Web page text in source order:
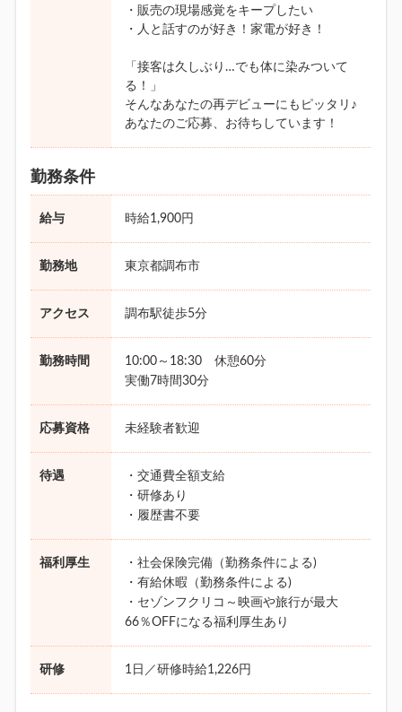
・販売の現場感覚をキープしたい
・人と話すのが好き！家電が好き！
「接客は久しぶり…でも体に染みついて
る！」
そんなあなたの再デビューにもピッタリ♪
あなたのご応募、お待ちしています！
勤務条件
給与 時給1,900円
勤務地 東京都調布市
アクセス 調布駅徒歩5分
勤務時間
10:00～18:30 休憩60分
実働7時間30分
応募資格 未経験者歓迎
待遇
・交通費全額支給
・研修あり
・履歴書不要
福利厚生
・社会保険完備（勤務条件による)
・有給休暇（勤務条件による)
・セゾンフクリコ～映画や旅行が最大
66％OFFになる福利厚生あり
研修 1日／研修時給1,226円